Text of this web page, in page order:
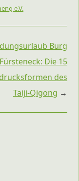
e.V.
Burg
Fürsteneck: Die 15
des
Taiji-Qigong →